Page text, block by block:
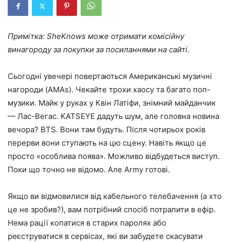
Примітка: SheKnows може отримати комісійну
винагороду за покупки за посиланнями на сайті.
Сьогодні увечері повертаються Американські музичні
нагороди (AMAs). Чекайте трохи хаосу та багато поп-
музики. Майк у руках у Квін Латіфи, знімний майданчик
— Лас-Вегас. KATSEYE дадуть шум, але головна новина
вечора? BTS. Вони там будуть. Після чотирьох років
перерви вони ступають на цю сцену. Навіть якщо це
просто «особлива поява». Можливо відбудеться виступ.
Поки що точно не відомо. Але Army готові.
Якщо ви відмовилися від кабельного телебачення (а хто
це не зробив?), вам потрібний спосіб потрапити в ефір.
Нема рації копатися в старих паролях або
реєструватися в сервісах, які ви забудете скасувати